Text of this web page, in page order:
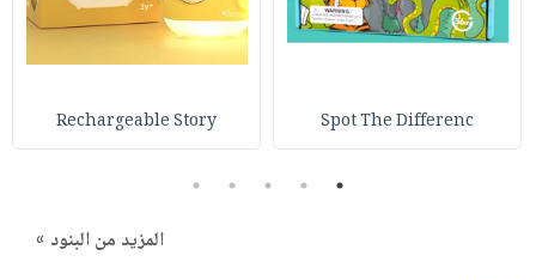
Spot The Differenc
Rechargeable Story
1
2
3
4
5
المزيد من البنود »